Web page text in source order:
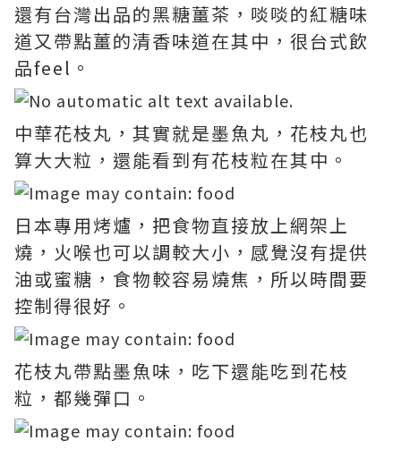
還有台灣出品的黑糖薑茶，啖啖的紅糖味
道又帶點薑的清香味道在其中，很台式飲
品feel。
中華花枝丸，其實就是墨魚丸，花枝丸也
算大大粒，還能看到有花枝粒在其中。
日本專用烤爐，把食物直接放上網架上
燒，火喉也可以調較大小，感覺沒有提供
油或蜜糖，食物較容易燒焦，所以時間要
控制得很好。
花枝丸帶點墨魚味，吃下還能吃到花枝
粒，都幾彈口。